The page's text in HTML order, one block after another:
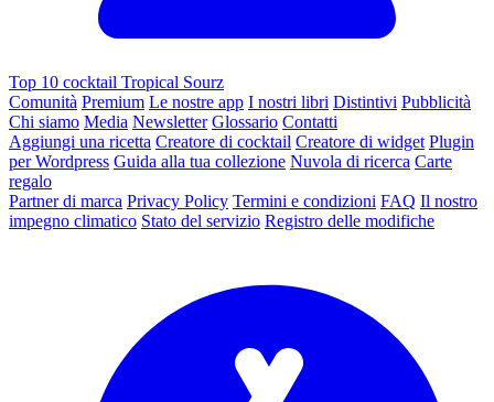
Top 10 cocktail Tropical Sourz
Comunità Premium Le nostre app I nostri libri Distintivi Pubblicità
Chi siamo Media Newsletter Glossario Contatti
Aggiungi una ricetta Creatore di cocktail Creatore di widget Plugin
per Wordpress Guida alla tua collezione Nuvola di ricerca Carte
regalo
Partner di marca Privacy Policy Termini e condizioni FAQ Il nostro
impegno climatico Stato del servizio Registro delle modifiche